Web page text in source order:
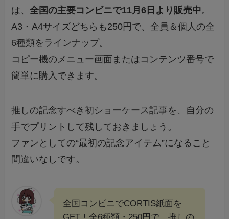
は、全国の主要コンビニで11月6日より販売中。
A3・A4サイズどちらも250円で、全員＆個人の全
6種類をラインナップ。
コピー機のメニュー画面またはコンテンツ番号で
簡単に購入できます。
推しの記念すべき初ショーケース記事を、自分の
手でプリントして残しておきましょう。
ファンとしての“最初の記念アイテム”になること
間違いなしです。
全国コンビニでCORTIS紙面を
GET！全6種類・250円で、推しの